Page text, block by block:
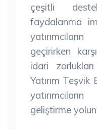
çeşitli
faydalanma
geçirirken
idari
Yatırım Teşvik
geliştirme